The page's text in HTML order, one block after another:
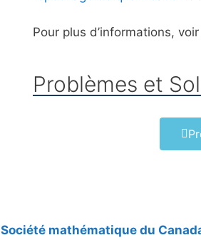
Pour plus d’informations,
Problèmes et
Société mathématique du